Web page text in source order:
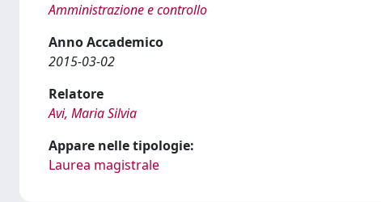
Amministrazione e controllo
Anno Accademico
2015-03-02
Relatore
Avi, Maria Silvia
Appare nelle tipologie:
Laurea magistrale